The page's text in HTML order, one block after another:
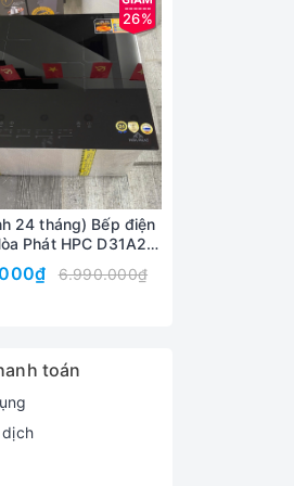
phù hợp chỉ với một
26%
24 tháng) Bếp điện
Phát HPC D31A2
Thái Lan, công suất
mâm từ đồng
6.990.000₫
toán